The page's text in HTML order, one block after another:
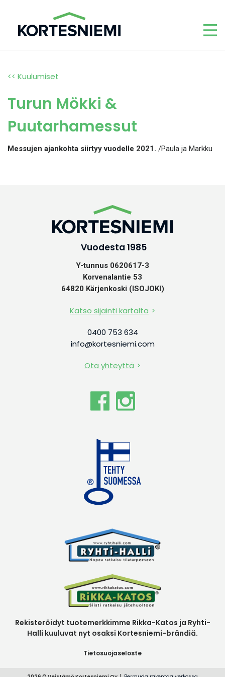
<< Kuulumiset
Turun Mökki &
Puutarhamessut
Messujen ajankohta siirtyy vuodelle 2021. /Paula ja Markku
Vuodesta 1985
Y-tunnus 0620617-3
Korvenalantie 53
64820 Kärjenkoski (ISOJOKI)
Katso sijainti kartalta
0400 753 634
info@kortesniemi.com
Ota yhteyttä
Rekisteröidyt tuotemerkkimme Rikka-Katos ja Ryhti-
Halli kuuluvat nyt osaksi Kortesniemi-brändiä.
Tietosuojaseloste